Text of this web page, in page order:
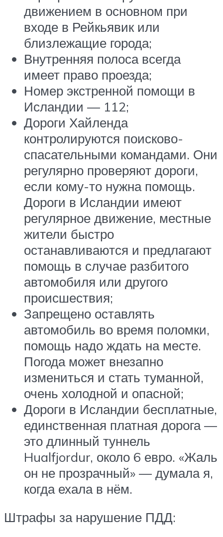
движением в основном при
входе в Рейкьявик или
близлежащие города;
Внутренняя полоса всегда
имеет право проезда;
Номер экстренной помощи в
Исландии — 112;
Дороги Хайленда
контролируются поисково-
спасательными командами. Они
регулярно проверяют дороги,
если кому-то нужна помощь.
Дороги в Исландии имеют
регулярное движение, местные
жители быстро
останавливаются и предлагают
помощь в случае разбитого
автомобиля или другого
происшествия;
Запрещено оставлять
автомобиль во время поломки,
помощь надо ждать на месте.
Погода может внезапно
измениться и стать туманной,
очень холодной и опасной;
Дороги в Исландии бесплатные,
единственная платная дорога —
это длинный туннель
Hualfjordur, около 6 евро. «Жаль
он не прозрачный» — думала я,
когда ехала в нём.
Штрафы за нарушение ПДД: